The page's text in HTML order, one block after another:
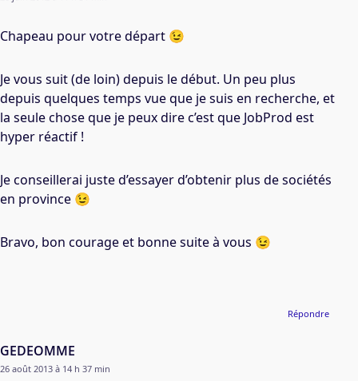
Chapeau pour votre départ 😉
Je vous suit (de loin) depuis le début. Un peu plus
depuis quelques temps vue que je suis en recherche, et
la seule chose que je peux dire c’est que JobProd est
hyper réactif !
Je conseillerai juste d’essayer d’obtenir plus de sociétés
en province 😉
Bravo, bon courage et bonne suite à vous 😉
GEDEOMME
26 août 2013 à 14 h 37 min
Répondre